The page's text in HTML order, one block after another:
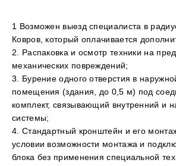
1 Возможен выезд специалиста в
Ковров, который оплачивается
2. Распаковка и осмотр техники на
механических повреждений;
3. Бурение одного отверстия в
помещения (здания, до 0,5 м) под
комплект, связывающий внутренний и
системы;
4. Стандартный кронштейн и его
условии возможности монтажа и
блока без применения специальной